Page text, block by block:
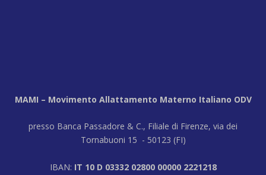
MAMI – Movimento Allattamento Materno Italiano ODV
presso Banca Passadore & C., Filiale di Firenze, via dei
Tornabuoni 15 - 50123 (FI)
IBAN: IT 10 D 03332 02800 00000 2221218